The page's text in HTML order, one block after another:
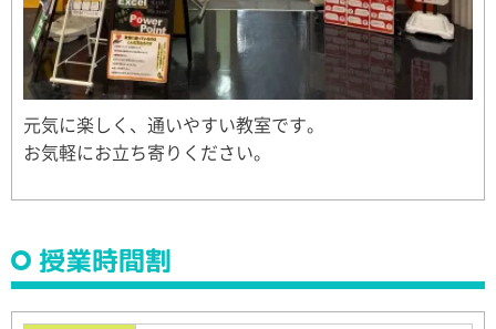
元気に楽しく、通いやすい教室です。
お気軽にお立ち寄りください。
授業時間割